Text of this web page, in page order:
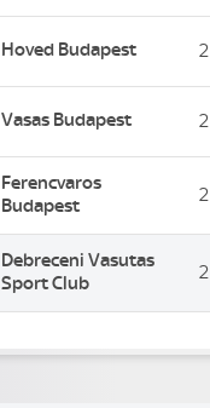
Hoved Budapest 2
Vasas Budapest 2
Ferencvaros
Budapest
2
Debreceni Vasutas
Sport Club
2